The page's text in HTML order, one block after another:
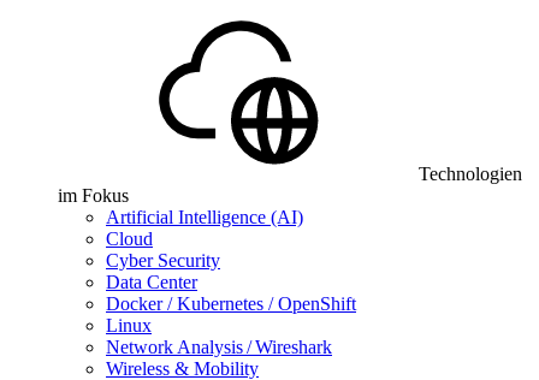
Technologien
im Fokus
Artificial Intelligence (AI)
Cloud
Cyber Security
Data Center
Docker / Kubernetes / OpenShift
Linux
Network Analysis / Wireshark
Wireless & Mobility